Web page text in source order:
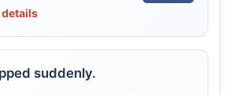
suddenly.